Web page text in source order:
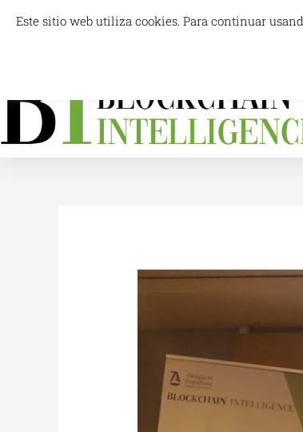
info@blockchainintelligence.es
Este sitio web utiliza cookies. Para continuar